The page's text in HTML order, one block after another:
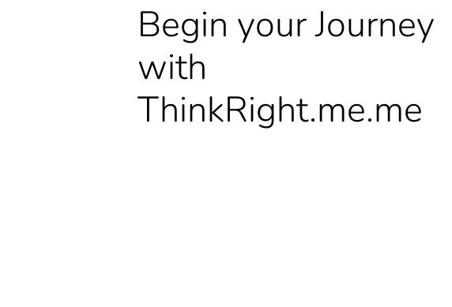
Begin your Journey
with
ThinkRight.me.me